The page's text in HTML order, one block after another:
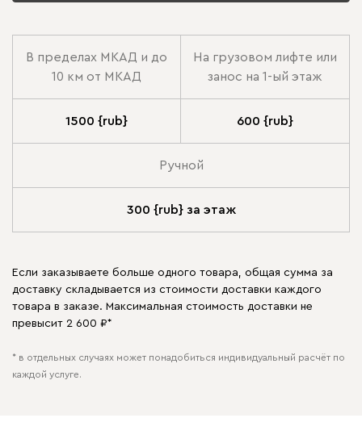
В пределах МКАД и до
10 км от МКАД
На грузовом лифте или
занос на 1-ый этаж
1500 {rub} 600 {rub}
Ручной
300 {rub} за этаж
Если заказываете больше одного товара, общая сумма за
доставку складывается из стоимости доставки каждого
товара в заказе. Максимальная стоимость доставки не
превысит 2 600 ₽*
* в отдельных случаях может понадобиться индивидуальный расчёт по
каждой услуге.